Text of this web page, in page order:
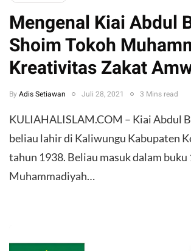
Mengenal Kiai Abdul
Shoim Tokoh
Kreativitas Zakat
By Adis Setiawan Juli 28, 2021 3 Mins read
KULIAHALISLAM.COM – Kiai Abdul
beliau lahir di Kaliwungu Kabupaten
tahun 1938. Beliau masuk dalam buku
Muhammadiyah…